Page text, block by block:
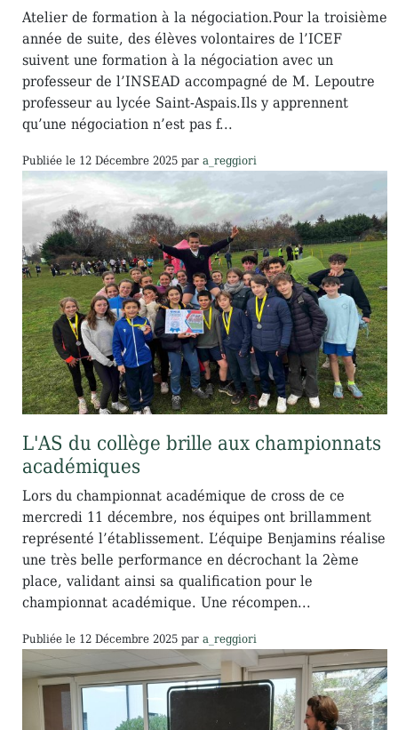
Atelier de formation à la négociation.Pour la troisième
année de suite, des élèves volontaires de l’ICEF
suivent une formation à la négociation avec un
professeur de l’INSEAD accompagné de M. Lepoutre
professeur au lycée Saint-Aspais.Ils y apprennent
qu’une négociation n’est pas f...
Publiée le 12 Décembre 2025 par a_reggiori
L'AS du collège brille aux championnats
académiques
Lors du championnat académique de cross de ce
mercredi 11 décembre, nos équipes ont brillamment
représenté l’établissement. L’équipe Benjamins réalise
une très belle performance en décrochant la 2ème
place, validant ainsi sa qualification pour le
championnat académique. Une récompen...
Publiée le 12 Décembre 2025 par a_reggiori